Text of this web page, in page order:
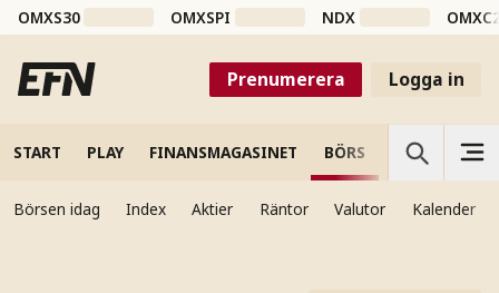
OMXS30 OMXSPI NDX
Prenumerera Logga in
START PLAY FINANSMAGASINET BÖRS VETENSKAP
Börsen idag Index Aktier Räntor Valutor Kalender